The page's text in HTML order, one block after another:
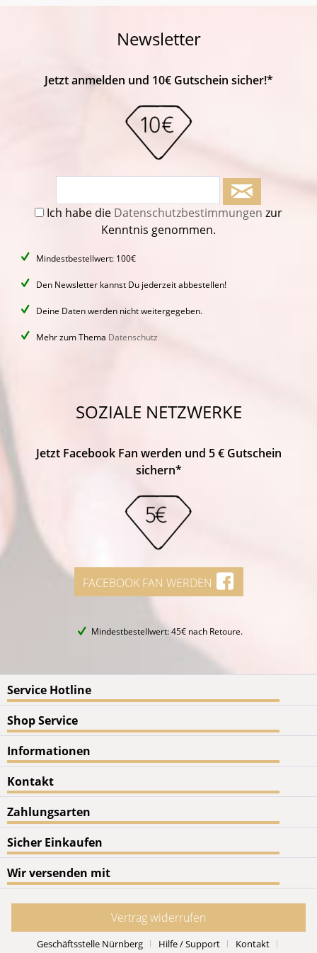
Newsletter
Jetzt anmelden und 10€ Gutschein sicher!*
Ich habe die Datenschutzbestimmungen zur
Kenntnis genommen.
Mindestbestellwert: 100€
Den Newsletter kannst Du jederzeit abbestellen!
Deine Daten werden nicht weitergegeben.
Mehr zum Thema Datenschutz
SOZIALE NETZWERKE
Jetzt Facebook Fan werden und 5 € Gutschein
sichern*
FACEBOOK FAN WERDEN
Mindestbestellwert: 45€ nach Retoure.
Service Hotline
Shop Service
Informationen
Kontakt
Zahlungsarten
Sicher Einkaufen
Wir versenden mit
Vertrag widerrufen
Geschäftsstelle Nürnberg Hilfe / Support Kontakt